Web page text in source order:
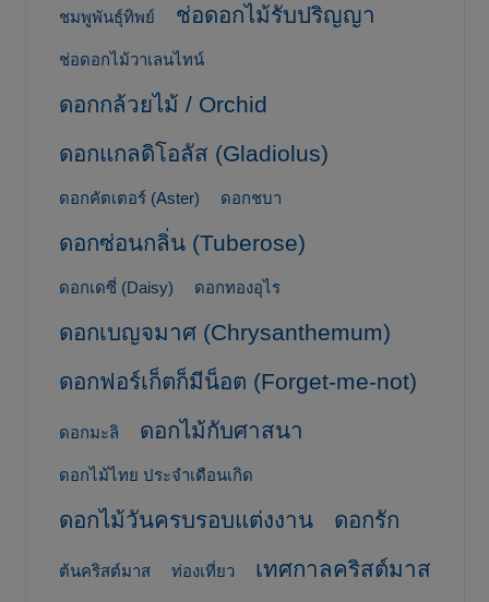
ชมพูพันธุ์ทิพย์ ช่อดอกไม้รับปริญญา
ช่อดอกไม้วาเลนไทน์
ดอกกล้วยไม้ / Orchid
ดอกแกลดิโอลัส (Gladiolus)
ดอกคัตเตอร์ (Aster) ดอกชบา
ดอกซ่อนกลิ่น (Tuberose)
ดอกเดซี่ (Daisy) ดอกทองอุไร
ดอกเบญจมาศ (Chrysanthemum)
ดอกฟอร์เก็ตก็มีน็อต (Forget-me-not)
ดอกมะลิ ดอกไม้กับศาสนา
ดอกไม้ไทย ประจำเดือนเกิด
ดอกไม้วันครบรอบแต่งงาน ดอกรัก
ต้นคริสต์มาส ท่องเที่ยว เทศกาลคริสต์มาส